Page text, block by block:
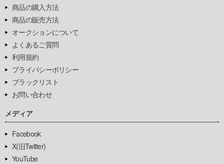
商品の購入方法
商品の販売方法
オークションについて
よくあるご質問
利用規約
プライバシーポリシー
ブラックリスト
お問い合わせ
メディア
Facebook
X(旧Twitter)
YouTube